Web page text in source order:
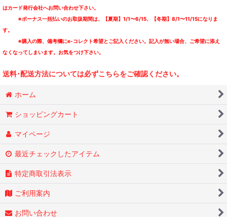
はカード発行会社へお問い合わせ下さい。
※ボーナス一括払いのお取扱期間は、【夏期】1/1〜6/15、【冬期】8/1〜11/15になりま
す。
※購入の際、備考欄にe-コレクト希望とご記入ください。記入が無い場合、ご希望に添え
なくなってしまいます。お気をつけ下さい。
送料･配送方法については必ずこちらをご確認ください。
ホーム
ショッピングカート
マイページ
最近チェックしたアイテム
特定商取引法表示
ご利用案内
お問い合わせ